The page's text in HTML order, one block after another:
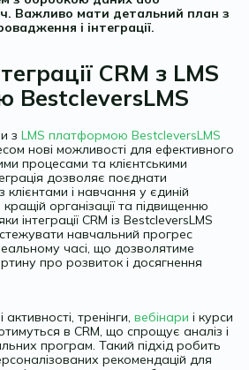
Важливо мати детальний план з
і інтеграції.
CRM з LMS
BestcleversLMS
з LMS платформою BestcleversLMS
нові можливості для ефективного
процесами та клієнтськими
дозволяє поєднати
клієнтами і навчання у єдиній
організації та підвищенню
інтеграції CRM із BestcleversLMS
навчальний прогрес
часі, що дозволятиме
про розвиток і досягнення
тренінги, вебінари і курси
в CRM, що спрощує аналіз і
програм. Такий підхід робить
рекомендацій для